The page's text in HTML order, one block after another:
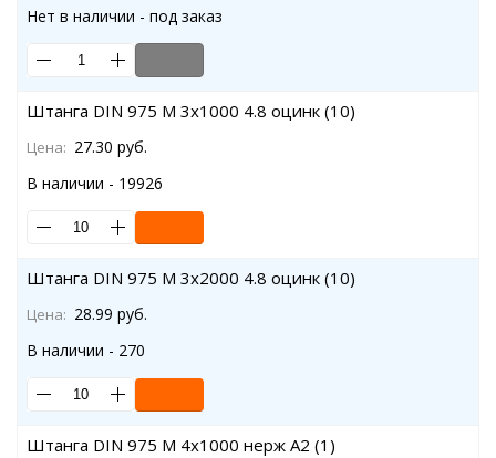
Нет в наличии - под заказ
Штанга DIN 975 M 3x1000 4.8 оцинк (10)
Цена: 27.30 руб.
В наличии - 19926
Штанга DIN 975 M 3x2000 4.8 оцинк (10)
Цена: 28.99 руб.
В наличии - 270
Штанга DIN 975 M 4x1000 нерж A2 (1)